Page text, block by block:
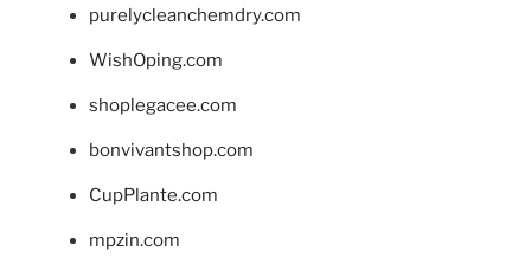
purelycleanchemdry.com
WishOping.com
shoplegacee.com
bonvivantshop.com
CupPlante.com
mpzin.com